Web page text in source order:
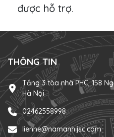
được hỗ trợ.
THÔNG TIN
Tầng 3 tòa nhà PHC, 158
Hà Nội
02462558998
lienhe@namanhijsc.com